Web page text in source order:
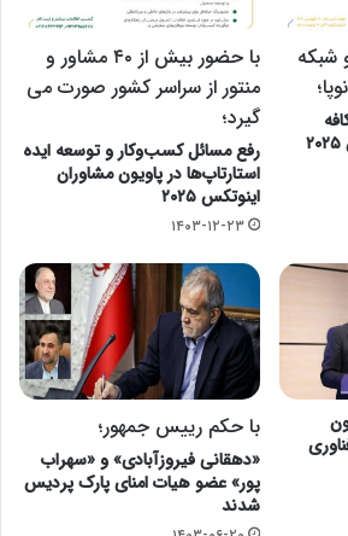
شبکه
سرمایه نمایشگاه اینوتکس ۲۰۲۵
با حضور بیش از ۴۰ مشاور و
منتور از سراسر کشور صورت می
گیرد؛
رفع مسائل کسب‌وکار و توسعه ایده
استارتاپ‌ها در پاویون مشاوران
اینوتکس ۲۰۲۵
۱۴۰۳-۱۲-۲۳
میلیون
با حکم رییس جمهور؛
«دهقانی فیروزآبادی» و «سهراب
پور» عضو هیات امنای پارک پردیس
شدند